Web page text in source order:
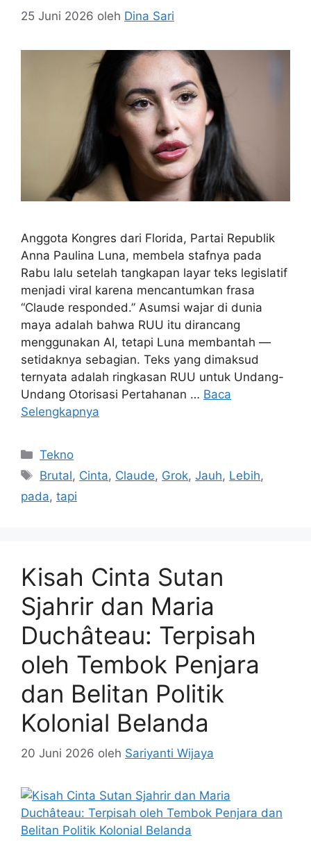
25 Juni 2026 oleh Dina Sari
Anggota Kongres dari Florida, Partai Republik
Anna Paulina Luna, membela stafnya pada
Rabu lalu setelah tangkapan layar teks legislatif
menjadi viral karena mencantumkan frasa
“Claude responded.” Asumsi wajar di dunia
maya adalah bahwa RUU itu dirancang
menggunakan AI, tetapi Luna membantah —
setidaknya sebagian. Teks yang dimaksud
ternyata adalah ringkasan RUU untuk Undang-
Undang Otorisasi Pertahanan … Baca
Selengkapnya
Kategori
Tekno
Tag
Brutal, Cinta, Claude, Grok,Jauh, Lebih,
pada, tapi
Kisah Cinta Sutan
Sjahrir dan Maria
Duchâteau: Terpisah
oleh Tembok Penjara
dan Belitan Politik
Kolonial Belanda
20 Juni 2026 oleh Sariyanti Wijaya